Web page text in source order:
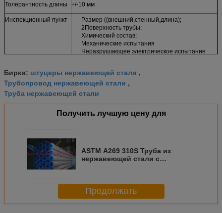
Толерантность длины +/-10 мм
Инспекционный пункт
Размер ((внешний,стенный,длина);
2Поверхность трубы;
Химический состав;
Механические испытания
Неразрушающее электрическое испытание
длин)
Стальная категория
толщина стенки, длина)
Требования к отчету о испытаниях и т.д.
Бирки: штуцеры нержавеющей стали ,
Трубопровод нержавеющей стали ,
Труба нержавеющей стали
Получить лучшую цену для
ASTM A269 310S Труба из
нержавеющей стали с
Продолжать